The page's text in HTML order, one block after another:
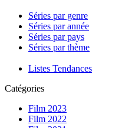
Séries par genre
Séries par année
Séries par pays
Séries par thème
Listes Tendances
Catégories
Film 2023
Film 2022